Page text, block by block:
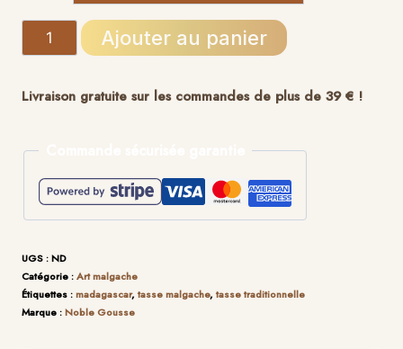
quantité
de
traditionnelles
-
modèle
Ajouter au panier
Livraison gratuite sur les commandes de plus de 39 € !
UGS :ND
Catégorie :Art malgache
Étiquettes :madagascar, tasse malgache, tasse traditionnelle
Marque :Noble Gousse
SUR VOTRE 1ÈRE